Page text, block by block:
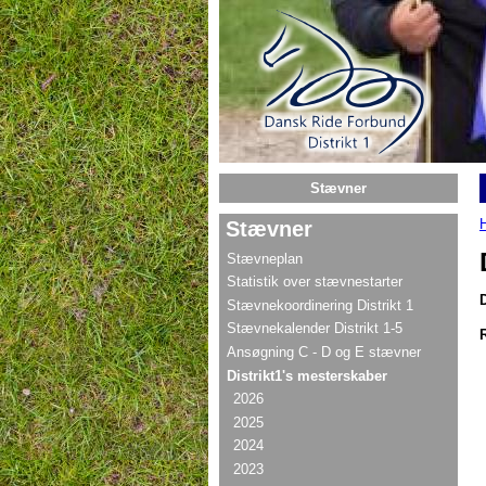
Gå til hovedindhold
Stævner
Stævner
Stævneplan
Statistik over stævnestarter
Stævnekoordinering Distrikt 1
Stævnekalender Distrikt 1-5
Ansøgning C - D og E stævner
Distrikt1's mesterskaber
2026
2025
2024
2023